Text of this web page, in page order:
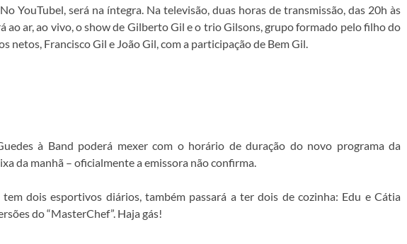
YouTubel, será na íntegra. Na televisão, duas horas de transmissão, das 20h às
ao ar, ao vivo, o show de Gilberto Gil e o trio Gilsons, grupo formado pelo filho do
netos, Francisco Gil e João Gil, com a participação de Bem Gil.
à Band poderá mexer com o horário de duração do novo programa da
da manhã – oficialmente a emissora não confirma.
dois esportivos diários, também passará a ter dois de cozinha: Edu e Cátia
do “MasterChef”. Haja gás!